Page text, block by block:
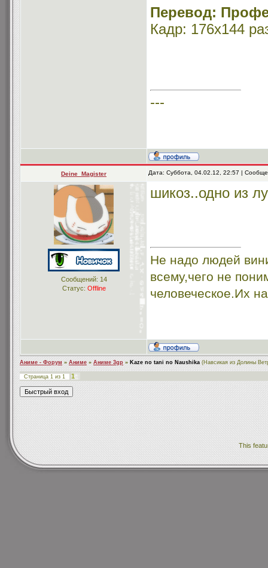
Перевод:
Кадр: 176х144
---
Deine_Magister Дата: Суббота, 04.02.12, 22:57 |
Сообщений: 14
Статус: Offline
шикоз..одно из
Не надо людей
всему,чего не
человеческое.Их
Аниме - Форум » Аниме » Аниме 3gp » Kaze no tani no Naushika (Навсикая из Долины
Страница 1 из 1 1
This